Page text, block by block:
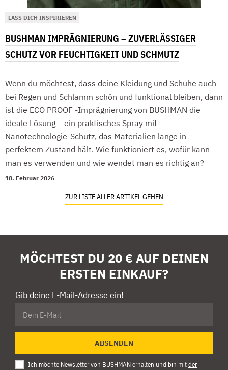
LASS DICH INSPIRIEREN
BUSHMAN IMPRÄGNIERUNG – ZUVERLÄSSIGER
SCHUTZ VOR FEUCHTIGKEIT UND SCHMUTZ
Wenn du möchtest, dass deine Kleidung und Schuhe auch
bei Regen und Schlamm schön und funktional bleiben, dann
ist die ECO PROOF -Imprägnierung von BUSHMAN die
ideale Lösung – ein praktisches Spray mit
Nanotechnologie-Schutz, das Materialien lange in
perfektem Zustand hält. Wie funktioniert es, wofür kann
man es verwenden und wie wendet man es richtig an?
18. Februar 2026
ZUR LISTE ALLER ARTIKEL GEHEN
MÖCHTEST DU 20 € AUF DEINEN
ERSTEN EINKAUF?
Gib deine E-Mail-Adresse ein!
ABSENDEN
Ich möchte Newsletter von BUSHMAN erhalten und bin mitder